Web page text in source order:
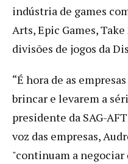
indústria de games
Arts, Epic Games,
divisões de jogos da
“É hora de as
brincar e levarem a
presidente da SAG-
voz das empresas,
"continuam a negociar